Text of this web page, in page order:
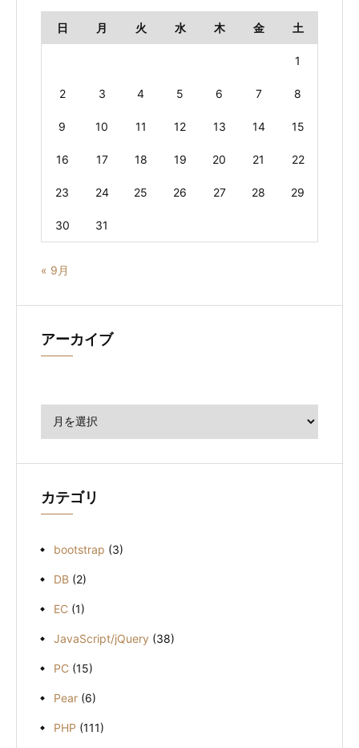
日 月 火 水 木 金 土
1
2 3 4 5 6 7 8
9 10 11 12 13 14 15
16 17 18 19 20 21 22
23 24 25 26 27 28 29
30 31
« 9月
アーカイブ
カテゴリ
bootstrap (3)
DB (2)
EC (1)
JavaScript/jQuery (38)
PC (15)
Pear (6)
PHP (111)